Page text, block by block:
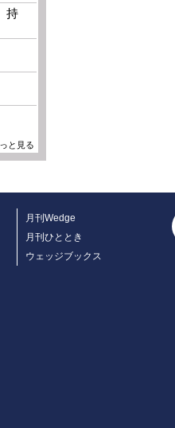
持
と見る
月刊Wedge
月刊ひととき
ウェッジブックス